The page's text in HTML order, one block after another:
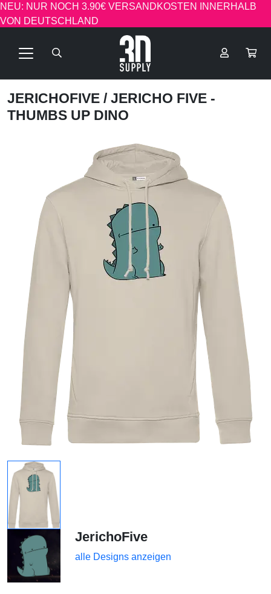
NEU: NUR NOCH 3.90€ VERSANDKOSTEN INNERHALB
VON DEUTSCHLAND
JERICHOFIVE / JERICHO FIVE -
THUMBS UP DINO
JerichoFive
alle Designs anzeigen